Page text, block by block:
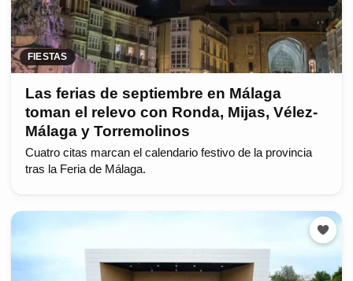
FIESTAS
Las ferias de septiembre en Málaga
toman el relevo con Ronda, Mijas, Vélez-
Málaga y Torremolinos
Cuatro citas marcan el calendario festivo de la provincia
tras la Feria de Málaga.